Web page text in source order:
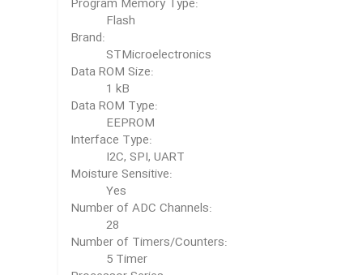
Program Memory Type:
Flash
Brand:
STMicroelectronics
Data ROM Size:
1 kB
Data ROM Type:
EEPROM
Interface Type:
I2C, SPI, UART
Moisture Sensitive:
Yes
Number of ADC Channels:
28
Number of Timers/Counters:
5 Timer